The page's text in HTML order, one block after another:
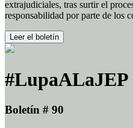
extrajudiciales, tras surtir el
responsabilidad por parte de los
Leer el boletín
#LupaALaJEP
Boletín # 90